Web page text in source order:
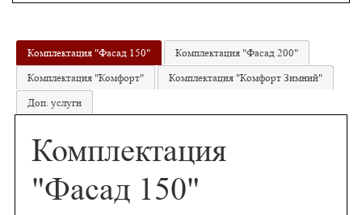
Комплектация "Фасад 150" Комплектация "Фасад 200"
Комплектация "Комфорт" Комплектация "Комфорт Зимний"
Доп. услуги
Комплектация
"Фасад 150"